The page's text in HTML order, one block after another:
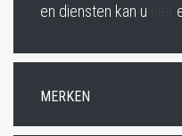
en diensten kan u
MERKEN